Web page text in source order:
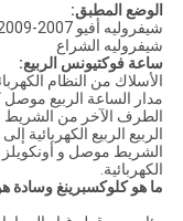
الوضع المطبق:
شيفروليه أفيو 2007-2009
شيفروليه الشراع
ساعة فوكتيونس الربيع:
الأسلاك من النظام
مدار الساعة الربيع
الطرف الآخر من الشريط
الربيع الربيع الكهربائية
الشريط موصل و أونكويلز
الكهربائية.
ما هو كلوكسبرينغ وسادة